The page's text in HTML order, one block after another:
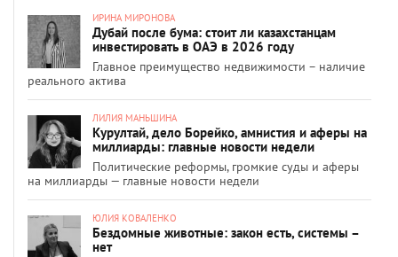
ИРИНА МИРОНОВА
Дубай после бума: стоит ли казахстанцам
инвестировать в ОАЭ в 2026 году
Главное преимущество недвижимости – наличие
реального актива
ЛИЛИЯ МАНЬШИНА
Курултай, дело Борейко, амнистия и аферы на
миллиарды: главные новости недели
Политические реформы, громкие суды и аферы
на миллиарды — главные новости недели
ЮЛИЯ КОВАЛЕНКО
Бездомные животные: закон есть, системы –
нет